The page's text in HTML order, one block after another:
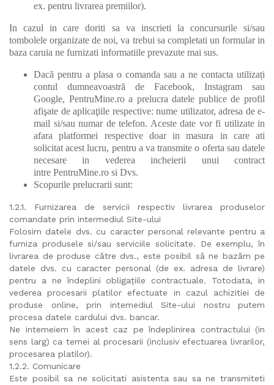
ex. pentru livrarea premiilor).
In cazul in care doriti sa va inscrieti la concursurile si/sau
tombolele organizate de noi, va trebui sa completati un formular in
baza caruia ne furnizati informatiile prevazute mai sus.
Dacă pentru a plasa o comanda sau a ne contacta utilizați
contul dumneavoastră de Facebook, Instagram sau
Google, PentruMine.ro a prelucra datele publice de profil
afişate de aplicaţiile respective: nume utilizator, adresa de e-
mail si/sau numar de telefon. Aceste date vor fi utilizate in
afara platformei respective doar in masura in care ati
solicitat acest lucru, pentru a va transmite o oferta sau datele
necesare in vederea incheierii unui contract
intre PentruMine.ro si Dvs.
Scopurile prelucrarii sunt:
1.2.1. Furnizarea de servicii respectiv livrarea produselor
comandate prin intermediul Site-ului
Folosim datele dvs. cu caracter personal relevante pentru a
furniza produsele si/sau serviciile solicitate. De exemplu, în
livrarea de produse către dvs., este posibil să ne bazăm pe
datele dvs. cu caracter personal (de ex. adresa de livrare)
pentru a ne îndeplini obligațiile contractuale. Totodata, in
vederea procesarii platilor efectuate in cazul achizitiei de
produse online, prin intemediul Site-ului nostru putem
procesa datele cardului dvs. bancar.
Ne intemeiem în acest caz pe îndeplinirea contractului (in
sens larg) ca temei al procesarii (inclusiv efectuarea livrarilor,
procesarea platilor).
1.2.2. Comunicare
Este posibil sa ne solicitati asistenta sau sa ne transmiteti